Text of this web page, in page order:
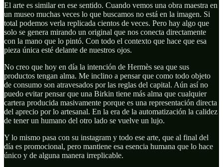
El arte es similar en ese sentido. Cuando vemos una obra maestra en
un museo muchas veces lo que buscamos no está en la imagen. Si
total podemos verla replicada cientos de veces. Pero hay algo que
solo se genera mirando un original que nos conecta directamente
con la mano que lo pintó. Con todo el contexto que hace que esa
pieza única esté delante de nuestros ojos.
No creo que hoy en día la intención de Hermès sea que sus
productos tengan alma. Me inclino a pensar que como todo objeto
de consumo son atravesados por las reglas del capital. Aún así no
puedo evitar pensar que una Birkin tiene más alma que cualquier
cartera producida masivamente porque es una representación directa
del aprecio por lo artesanal. En la era de la automatización la calidez
de tener un humano del otro lado se vuelve un lujo.
Y lo mismo pasa con su instagram y todo ese arte, que al final del
día es promocional, pero mantiene esa esencia humana que lo hace
único y de alguna manera irreplicable.